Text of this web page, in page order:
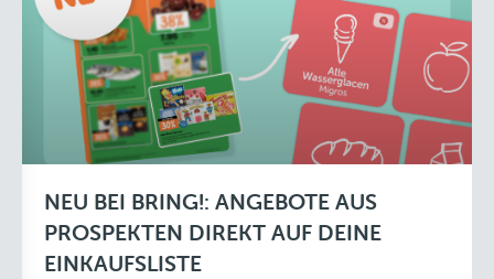
NEU BEI BRING!: ANGEBOTE AUS
PROSPEKTEN DIREKT AUF DEINE
EINKAUFSLISTE